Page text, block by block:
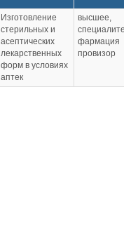
Изготовление
стерильных и
асептических
лекарственных
форм в условиях
аптек
высшее,
фармация
провизор